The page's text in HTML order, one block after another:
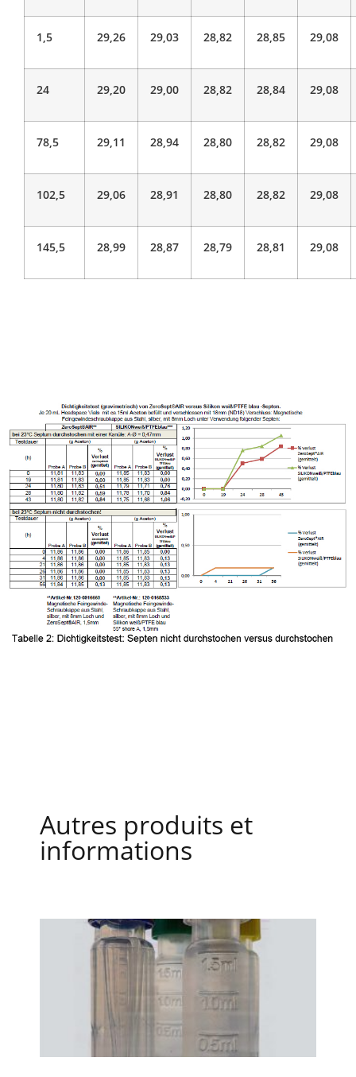
1,5 29,26 29,03 28,82 28,85 29,08
24 29,20 29,00 28,82 28,84 29,08
78,5 29,11 28,94 28,80 28,82 29,08
102,5 29,06 28,91 28,80 28,82 29,08
145,5 28,99 28,87 28,79 28,81 29,08
Autres produits et
informations